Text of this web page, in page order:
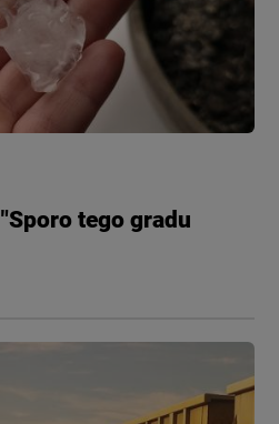
tego gradu